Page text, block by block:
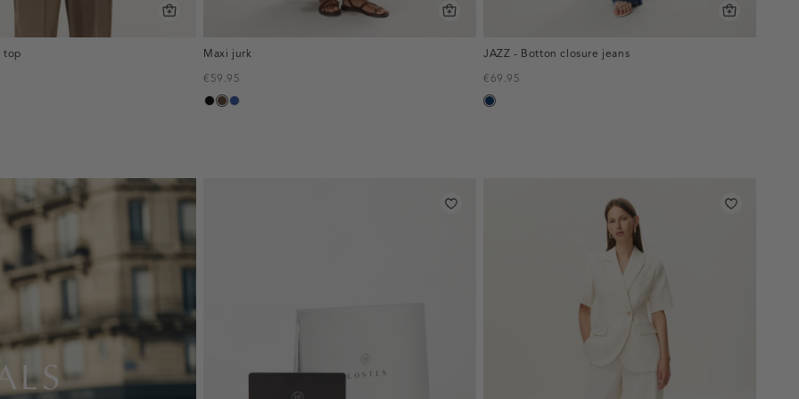
top
Maxi jurk
€59.95
zwart
donkerbruin
kobaltblauw
JAZZ - Botton closure jeans
€69.95
blauw,